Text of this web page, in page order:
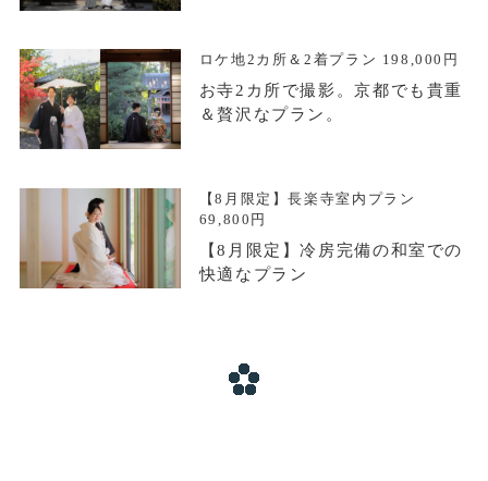
ロケ地2カ所＆2着プラン 198,000円
お寺2カ所で撮影。京都でも貴重
＆贅沢なプラン。
【8月限定】長楽寺室内プラン
69,800円
【8月限定】冷房完備の和室での
快適なプラン